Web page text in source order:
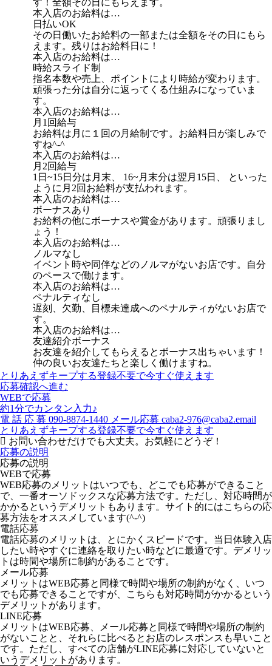
す！全額その日にもらえます。
本入店のお給料は…
日払いOK
その日働いたお給料の一部または全額をその日にもら
えます。残りはお給料日に！
本入店のお給料は…
時給スライド制
指名本数や売上、ポイントにより時給が変わります。
頑張った分は自分に返ってくる仕組みになっていま
す。
本入店のお給料は…
月1回給与
お給料は月に１回の月給制です。お給料日が楽しみで
すね^-^
本入店のお給料は…
月2回給与
1日~15日分は月末、 16~月末分は翌月15日、 といった
ように月2回お給料が支払われます。
本入店のお給料は…
ボーナスあり
お給料の他にボーナスや賞金があります。頑張りまし
ょう！
本入店のお給料は…
ノルマなし
イベント時や同伴などのノルマがないお店です。自分
のペースで働けます。
本入店のお給料は…
ペナルティなし
遅刻、欠勤、目標未達成へのペナルティがないお店で
す。
本入店のお給料は…
友達紹介ボーナス
お友達を紹介してもらえるとボーナス出ちゃいます！
仲の良いお友達たちと楽しく働けますね。
とりあえずキープする登録不要で今すぐ使えます
応募確認へ進む
WEBで応募
約1分でカンタン入力♪
電 話 応 募 090-8874-1440 メール応募 caba2-976@caba2.email
とりあえずキープする登録不要で今すぐ使えます
お問い合わせだけでも大丈夫。お気軽にどうぞ！
応募の説明
応募の説明
WEBで応募
WEB応募のメリットはいつでも、どこでも応募ができること
で、一番オーソドックスな応募方法です。ただし、対応時間が
かかるというデメリットもあります。サイト的にはこちらの応
募方法をオススメしています(^-^)
電話応募
電話応募のメリットは、とにかくスピードです。当日体験入店
したい時やすぐに連絡を取りたい時などに最適です。デメリッ
トは時間や場所に制約があることです。
メール応募
メリットはWEB応募と同様で時間や場所の制約がなく、いつ
でも応募できることですが、こちらも対応時間がかかるという
デメリットがあります。
LINE応募
メリットはWEB応募、メール応募と同様で時間や場所の制約
がないことと、それらに比べるとお店のレスポンスも早いこと
です。ただし、すべての店舗がLINE応募に対応していないと
いうデメリットがあります。